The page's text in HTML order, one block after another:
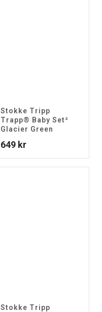
Stokke Tripp
Trapp® Baby Set²
Glacier Green
649 kr
Stokke Tripp